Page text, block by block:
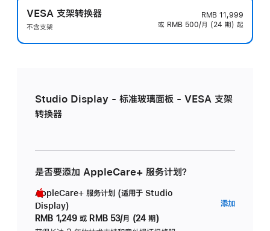
VESA 支架转换器
不含支架
RMB 11,999
或 RMB 500/月 (24 期) 起
Studio Display - 标准玻璃面板 - VESA 支架
转换器
是否要添加 AppleCare+ 服务计划？
AppleCare+ 服务计划 (适用于 Studio
Display)
RMB 1,249 或 RMB 53/月 (24 期)
添加